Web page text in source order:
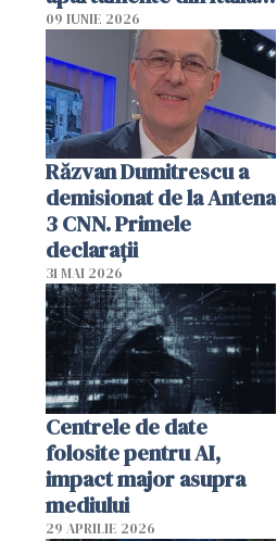
Poliția, sesizată
09 IUNIE 2026
Răzvan Dumitrescu a
demisionat de la Antena
3 CNN. Primele
declarații
31 MAI 2026
Centrele de date
folosite pentru AI,
impact major asupra
mediului
29 APRILIE 2026